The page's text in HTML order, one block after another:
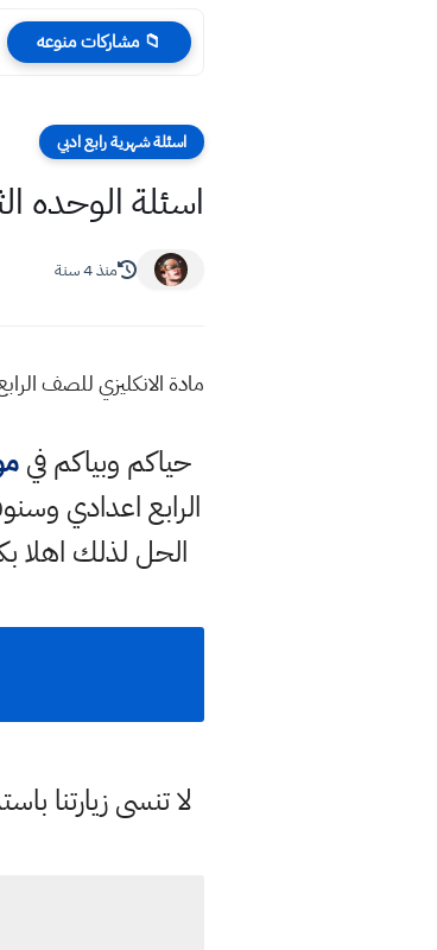
📁 مشاركات منوعه
اسئلة شهرية رابع ادبي
اسئلة الوحده
منذ 4 سنة
مادة الانكليزي للصف
حياكم وبياكم في
الرابع اعدادي
الحل لذلك اهلا
لا تنسى زيارتنا